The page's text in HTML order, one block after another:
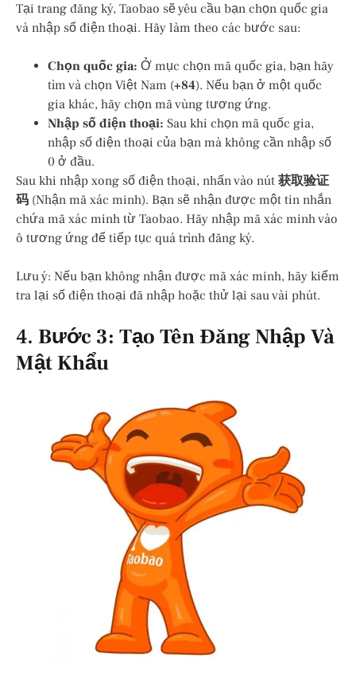
Tại trang đăng ký, Taobao sẽ yêu cầu bạn chọn quốc gia
và nhập số điện thoại. Hãy làm theo các bước sau:
Chọn quốc gia: Ở mục chọn mã quốc gia, bạn hãy
tìm và chọn Việt Nam (+84). Nếu bạn ở một quốc
gia khác, hãy chọn mã vùng tương ứng.
Nhập số điện thoại: Sau khi chọn mã quốc gia,
nhập số điện thoại của bạn mà không cần nhập số
0 ở đầu.
Sau khi nhập xong số điện thoại, nhấn vào nút 获取验证
码 (Nhận mã xác minh). Bạn sẽ nhận được một tin nhắn
chứa mã xác minh từ Taobao. Hãy nhập mã xác minh vào
ô tương ứng để tiếp tục quá trình đăng ký.
Lưu ý: Nếu bạn không nhận được mã xác minh, hãy kiểm
tra lại số điện thoại đã nhập hoặc thử lại sau vài phút.
4. Bước 3: Tạo Tên Đăng Nhập Và
Mật Khẩu